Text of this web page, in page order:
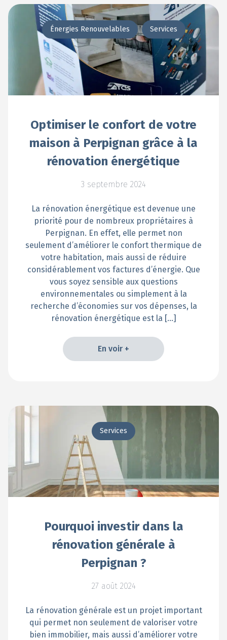
Énergies Renouvelables Services
Optimiser le confort de votre
maison à Perpignan grâce à la
rénovation énergétique
3 septembre 2024
La rénovation énergétique est devenue une
priorité pour de nombreux propriétaires à
Perpignan. En effet, elle permet non
seulement d’améliorer le confort thermique de
votre habitation, mais aussi de réduire
considérablement vos factures d’énergie. Que
vous soyez sensible aux questions
environnementales ou simplement à la
recherche d’économies sur vos dépenses, la
rénovation énergétique est la […]
En voir +
Services
Pourquoi investir dans la
rénovation générale à
Perpignan ?
27 août 2024
La rénovation générale est un projet important
qui permet non seulement de valoriser votre
bien immobilier, mais aussi d’améliorer votre